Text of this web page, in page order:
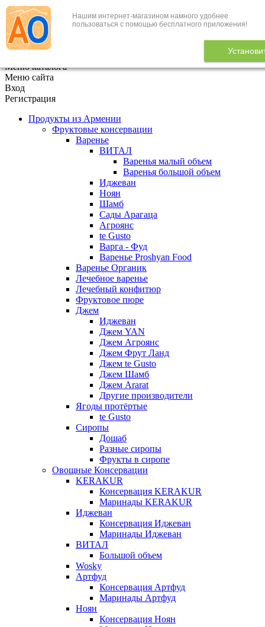
Нашим интернет-магазином намного удобнее
пользоваться с помощью бесплатного приложения!
+7 (495) 646-888-1
В корзине 0
Меню каталога
Меню сайта
Вход
Регистрация
Продукты из Армении
Фруктовые консервации
Варенье
ВИТАЛ
Варенья малый объем
Варенья большой объем
Иджеван
Ноян
Шамб
Сады Арагаца
Агроянс
te Gusto
Варга - Фуд
Варенье Proshyan Food
Варенье Органик
Лечебное варенье
Лечебный конфитюр
Фруктовое пюре
Джем
Иджеван
Джем YAN
Джем Агроянс
Джем Фрут Ланд
Джем te Gusto
Джем Шамб
Джем Ararat
Другие производители
Ягоды протёртые
te Gusto
Сиропы
Дошаб
Разные сиропы
Фрукты в сиропе
Овощные Консервации
KERAKUR
Консервация KERAKUR
Маринады KERAKUR
Иджеван
Консервация Иджеван
Маринады Иджеван
ВИТАЛ
Большой объем
Wosky
Артфуд
Консервация Артфуд
Маринады Артфуд
Ноян
Консервация Ноян